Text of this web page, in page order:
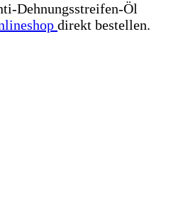
Dehnungsstreifen-Öl
direkt bestellen.